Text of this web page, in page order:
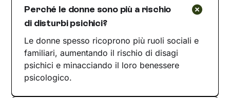
Perché le donne sono più a rischio
di disturbi psichici?
Le donne spesso ricoprono più ruoli sociali e
familiari, aumentando il rischio di disagi
psichici e minacciando il loro benessere
psicologico.